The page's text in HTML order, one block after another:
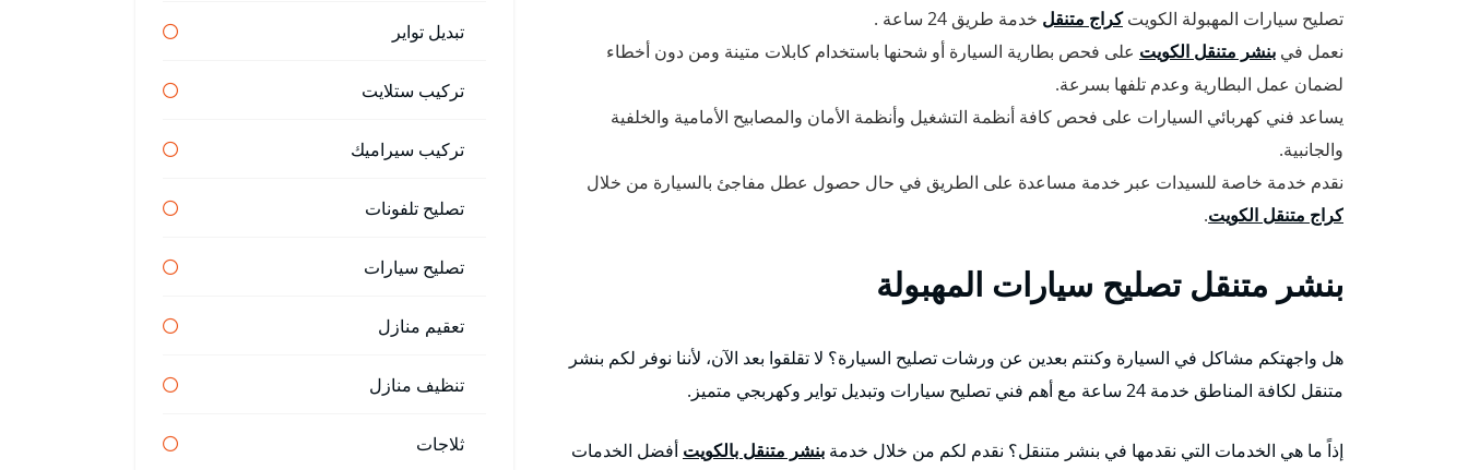
تصليح سيارات المهبولة الكويتكراج متنقل خدمة طريق 24 ساعة .
نعمل في بنشر متنقل الكويت على فحص بطارية السيارة أو شحنها باستخدام كابلات متينة ومن دون أخطاء
لضمان عمل البطارية وعدم تلفها بسرعة.
يساعد فني كهربائي السيارات على فحص كافة أنظمة التشغيل وأنظمة الأمان والمصابيح الأمامية والخلفية
والجانبية.
نقدم خدمة خاصة للسيدات عبر خدمة مساعدة على الطريق في حال حصول عطل مفاجئ بالسيارة من خلال
كراج متنقل الكويت.
بنشر متنقل تصليح سيارات المهبولة
هل واجهتكم مشاكل في السيارة وكنتم بعدين عن ورشات تصليح السيارة؟ لا تقلقوا بعد الآن، لأننا نوفر لكم بنشر
متنقل لكافة المناطق خدمة 24 ساعة مع أهم فني تصليح سيارات وتبديل تواير وكهربجي متميز.
إذاً ما هي الخدمات التي نقدمها في بنشر متنقل؟ نقدم لكم من خلال خدمة بنشر متنقل بالكويت أفضل الخدمات
تبديل تواير
تركيب ستلايت
تركيب سيراميك
تصليح تلفونات
تصليح سيارات
تعقيم منازل
تنظيف منازل
ثلاجات